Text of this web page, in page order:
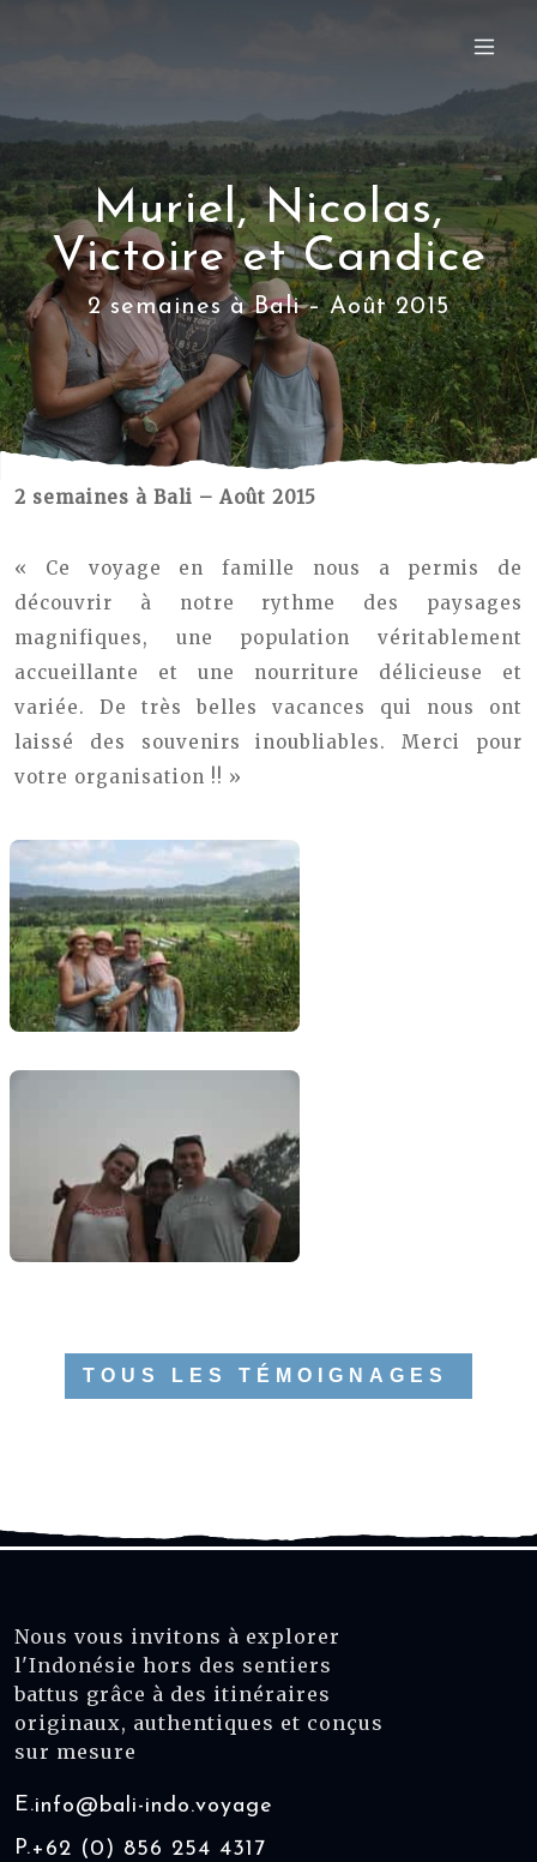
Muriel, Nicolas,
Victoire et Candice
2 semaines à Bali – Août 2015
2 semaines à Bali – Août 2015
« Ce voyage en famille nous a permis de
découvrir à notre rythme des paysages
magnifiques, une population véritablement
accueillante et une nourriture délicieuse et
variée. De très belles vacances qui nous ont
laissé des souvenirs inoubliables. Merci pour
votre organisation !! »
TOUS LES TÉMOIGNAGES
Nous vous invitons à explorer
l'Indonésie hors des sentiers
battus grâce à des itinéraires
originaux, authentiques et conçus
sur mesure
E.info@bali-indo.voyage
P.+62 (0) 856 254 4317